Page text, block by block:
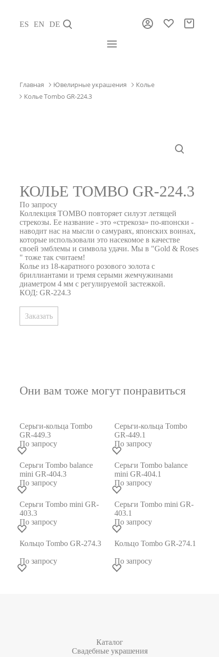
ES EN DE
Главная Ювелирные украшения
Колье
Колье Tombo GR-224.3
КОЛЬЕ TOMBO GR-224.3
По запросу
Коллекция TOMBO повторяет силуэт летящей
стрекозы. Ее название - это «стрекоза» по-японски -
наводит нас на мысли о самураях, японских воинах,
которые использовали это насекомое в качестве
своей эмблемы и символа удачи. Мы в "Gold & Roses
" тоже так считаем!
Колье из 18-каратного розового золота с
бриллиантами и тремя серыми жемчужинами
диаметром 4 мм с регулируемой застежкой.
КОД: GR-224.3
Заказать
Они вам тоже могут понравиться
Серьги-кольца Tombo
GR-449.3
По запросу
Серьги-кольца Tombo
GR-449.1
По запросу
Серьги Tombo balance
mini GR-404.3
По запросу
Серьги Tombo balance
mini GR-404.1
По запросу
Серьги Tombo mini GR-
403.3
По запросу
Серьги Tombo mini GR-
403.1
По запросу
Кольцо Tombo GR-274.3
По запросу
Кольцо Tombo GR-274.1
По запросу
Каталог
Свадебные украшения